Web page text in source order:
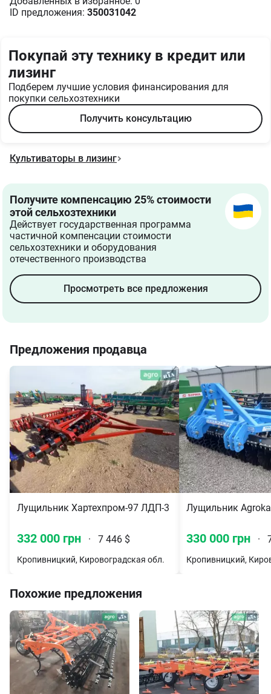
ID предложения: 350031042
Покупай эту технику в кредит или
лизинг
Подберем лучшие условия финансирования для
покупки сельхозтехники
Получить консультацию
Культиваторы в лизинг
Получите компенсацию 25% стоимости
этой сельхозтехники
Действует государственная программа
частичной компенсации стоимости
сельхозтехники и оборудования
отечественного производства
Просмотреть все предложения
Предложения продавца
Лущильник Хартехпром-97 ЛДП-3 2023
332 000 грн · 7 446 $
Кропивницкий, Кировоградская обл.
Лущильник
330 000 грн ·
Кропивницкий,
Похожие предложения